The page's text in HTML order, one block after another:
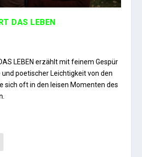
DAS LEBEN
LEBEN erzählt mit feinem Gespür
poetischer Leichtigkeit von den
sich oft in den leisen Momenten des